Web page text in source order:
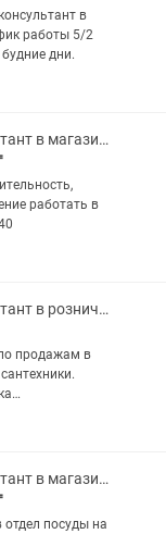
в
работы 5/2
дни.
Продавец-консультант в магазине
работать в
Продавец-консультант в розничном магазине
продажам в
на
Продавец-консультант в магазине посуды
отдел посуды на